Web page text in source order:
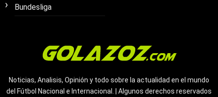
Bundesliga
Noticias, Analisis, Opinión y todo sobre la actualidad en el mundo
del Fútbol Nacional e Internacional. | Algunos derechos reservados